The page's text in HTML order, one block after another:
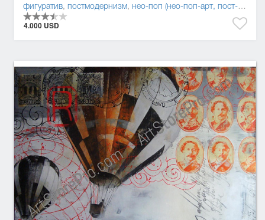
фигуратив, постмодернизм, нео-поп (нео-поп-арт, пост-поп)
4.000 USD